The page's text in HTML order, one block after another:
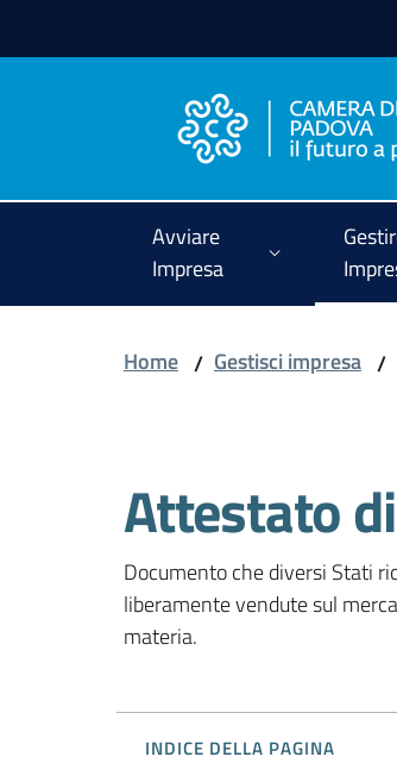
Avviare
Impresa
Home / Gestisci impresa /
Attestato
Documento che diversi Stati
liberamente vendute sul
materia.
INDICE DELLA PAGINA